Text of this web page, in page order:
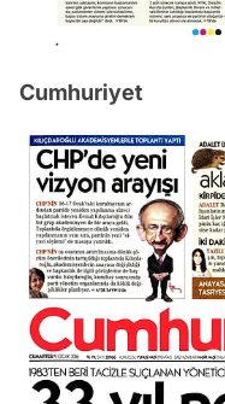
Cumhuriyet